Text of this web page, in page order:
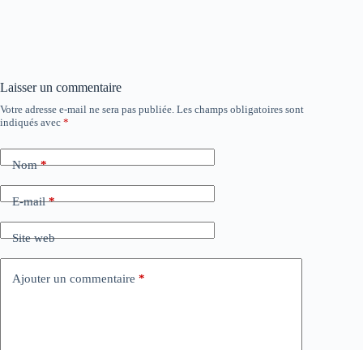
Laisser un commentaire
Votre adresse e-mail ne sera pas publiée. Les champs obligatoires sont
indiqués avec *
Nom*
E-mail*
Site web
Ajouter un commentaire *